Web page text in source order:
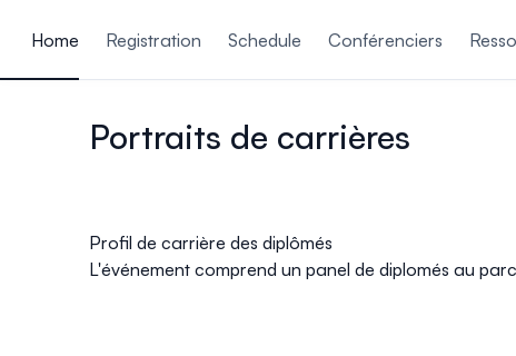
Home
Registration Schedule Conférenciers
Portraits de carrières
Profil de carrière des diplômés
L'événement comprend un panel de diplomés au